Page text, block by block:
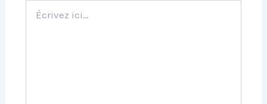
ici…